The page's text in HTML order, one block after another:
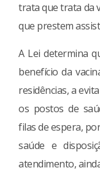
trata que trata da
que prestem
A Lei determina
benefício da
residências, a
os postos de
filas de espera,
saúde e
atendimento,